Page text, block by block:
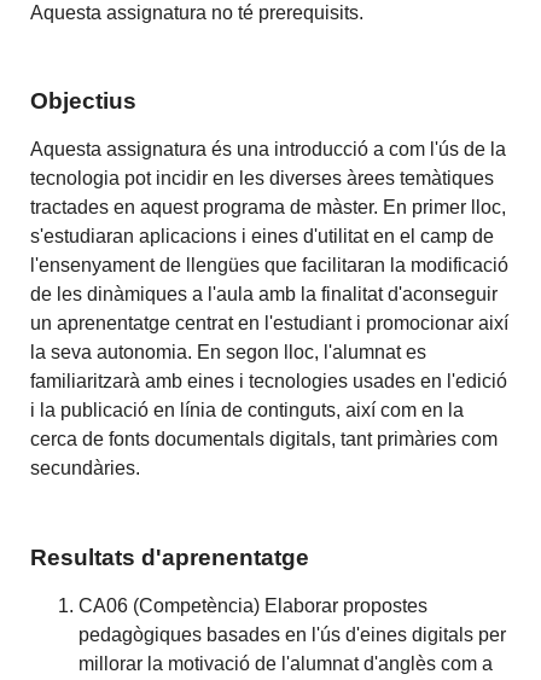
Aquesta assignatura no té prerequisits.
Objectius
Aquesta assignatura és una introducció a com l'ús de la
tecnologia pot incidir en les diverses àrees temàtiques
tractades en aquest programa de màster. En primer lloc,
s'estudiaran aplicacions i eines d'utilitat en el camp de
l'ensenyament de llengües que facilitaran la modificació
de les dinàmiques a l'aula amb la finalitat d'aconseguir
un aprenentatge centrat en l'estudiant i promocionar així
la seva autonomia. En segon lloc, l'alumnat es
familiaritzarà amb eines i tecnologies usades en l'edició
i la publicació en línia de continguts, així com en la
cerca de fonts documentals digitals, tant primàries com
secundàries.
Resultats d'aprenentatge
CA06 (Competència) Elaborar propostes
pedagògiques basades en l'ús d'eines digitals per
millorar la motivació de l'alumnat d'anglès com a